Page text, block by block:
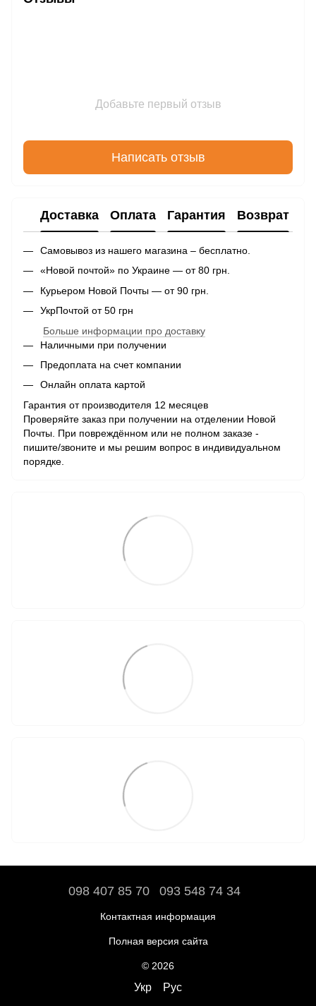
Добавьте первый отзыв
Написать отзыв
Доставка Оплата Гарантия Возврат
Самовывоз из нашего магазина – бесплатно.
«Новой почтой» по Украине — от 80 грн.
Курьером Новой Почты — от 90 грн.
УкрПочтой от 50 грн
Больше информации про доставку
Наличными при получении
Предоплата на счет компании
Онлайн оплата картой
Гарантия от производителя 12 месяцев
Проверяйте заказ при получении на отделении Новой
Почты. При повреждённом или не полном заказе -
пишите/звоните и мы решим вопрос в индивидуальном
порядке.
098 407 85 70 093 548 74 34
Контактная информация
Полная версия сайта
© 2026
Укр Рус